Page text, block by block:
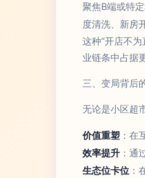
聚焦B端或特
度清洗、新房
这种“开店不
业链条中占据
三、变局背后
无论是小区超
价值重塑 ：在
效率提升 ：通
生态位卡位 ：